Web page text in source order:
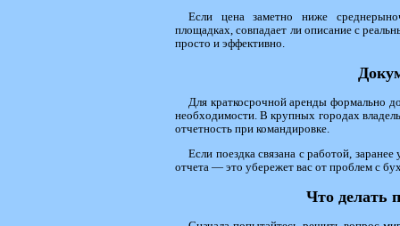
Если цена заметно ниже
площадках, совпадает ли описание с
просто и эффективно.
Для краткосрочной аренды формально
необходимости. В крупных городах
отчетность при командировке.
Если поездка связана с работой,
отчета — это убережет вас от проблем с
Что делать